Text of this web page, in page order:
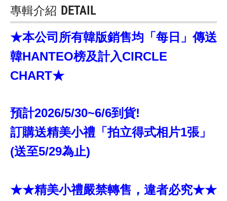
專輯介紹 DETAIL
★本公司所有韓版銷售均「每日」傳送
韓HANTEO榜及計入CIRCLE
CHART★
預計2026/5/30~6/6到貨!
訂購送精美小禮「拍立得式相片1張」
(送至5/29為止)
★★精美小禮嚴禁轉售，違者必究★★